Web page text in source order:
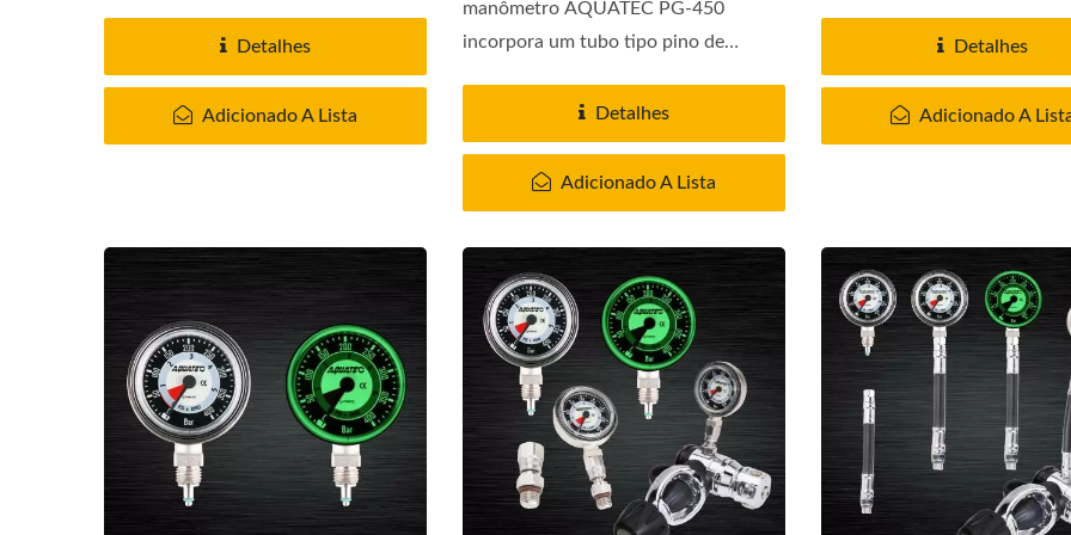
Detalhes
Adicionado A Lista
manômetro AQUATEC PG-450
incorpora um tubo tipo pino de
Detalhes
Adicionado A Lista
Detalhes
Adicionado A